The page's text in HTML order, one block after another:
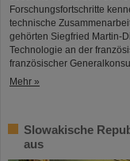
Forschungsfortschritte
technische
gehörten Siegfried Martin-
Technologie an der
französischer
Mehr »
Slowakische
aus